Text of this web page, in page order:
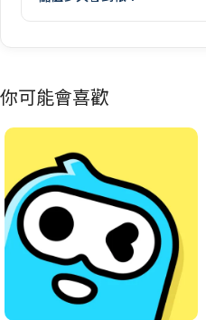
你可能會喜歡